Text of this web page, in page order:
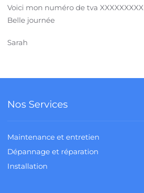
Voici mon numéro de tva XXXXXXXXX
Belle journée
Sarah
Nos Services
Maintenance et entretien
Dépannage et réparation
Installation